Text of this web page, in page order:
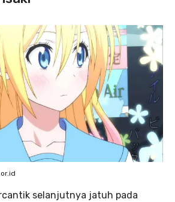
selanjutnya jatuh pada